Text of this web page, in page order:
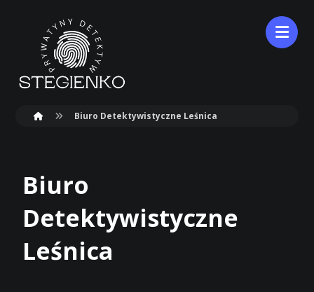
Biuro Detektywistyczne Leśnica
Biuro
Detektywistyczne
Leśnica